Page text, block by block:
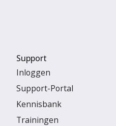
Support
Inloggen
Support-Portal
Kennisbank
Trainingen